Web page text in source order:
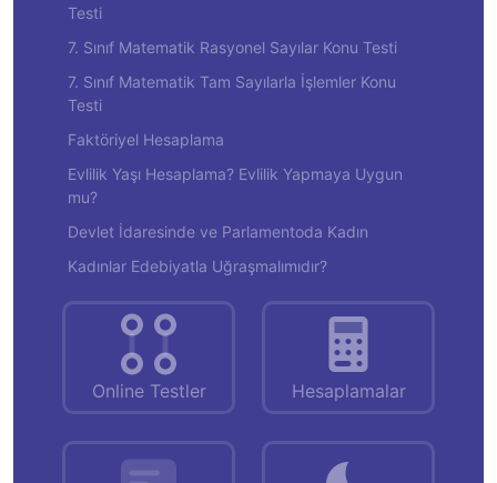
Testi
7. Sınıf Matematik Rasyonel Sayılar Konu Testi
7. Sınıf Matematik Tam Sayılarla İşlemler Konu
Testi
Faktöriyel Hesaplama
Evlilik Yaşı Hesaplama? Evlilik Yapmaya Uygun
mu?
Devlet İdaresinde ve Parlamentoda Kadın
Kadınlar Edebiyatla Uğraşmalımıdır?
Online Testler Hesaplamalar